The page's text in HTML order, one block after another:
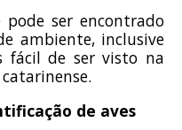
ser encontrado
ambiente, inclusive
fácil de ser visto na
de aves